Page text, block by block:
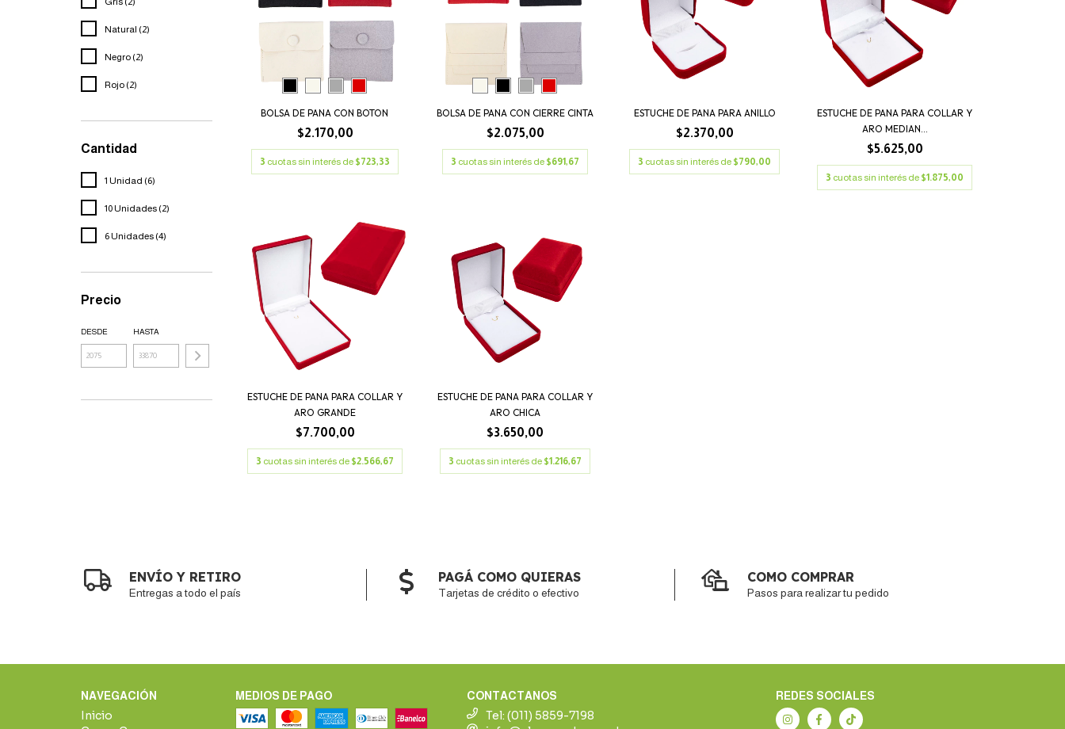
Natural (2)
Negro (2)
Rojo (2)
Cantidad
1 Unidad (6)
10 Unidades (2)
6 Unidades (4)
Precio
DESDE HASTA
BOLSA DE PANA CON BOTON
$2.170,00
3 cuotas sin interés de $723,33
BOLSA DE PANA CON CIERRE CINTA
$2.075,00
3 cuotas sin interés de $691,67
ESTUCHE DE PANA PARA ANILLO
$2.370,00
3 cuotas sin interés de $790,00
ESTUCHE DE PANA PARA COLLAR Y
ARO MEDIAN...
$5.625,00
3 cuotas sin interés de $1.875,00
ESTUCHE DE PANA PARA COLLAR Y
ARO GRANDE
$7.700,00
3 cuotas sin interés de $2.566,67
ESTUCHE DE PANA PARA COLLAR Y
ARO CHICA
$3.650,00
3 cuotas sin interés de $1.216,67
ENVÍO Y RETIRO
Entregas a todo el país
PAGÁ COMO QUIERAS
Tarjetas de crédito o efectivo
COMO COMPRAR
Pasos para realizar tu pedido
NAVEGACIÓN
Inicio
MEDIOS DE PAGO CONTACTANOS
Tel: (011) 5859-7198
REDES SOCIALES